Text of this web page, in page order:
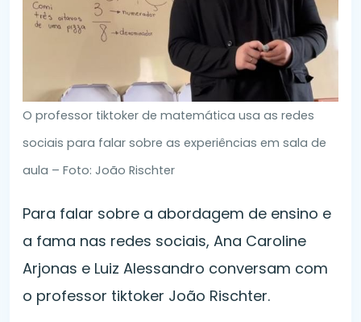
O professor tiktoker de matemática usa as redes
sociais para falar sobre as experiências em sala de
aula – Foto: João Rischter
Para falar sobre a abordagem de ensino e
a fama nas redes sociais, Ana Caroline
Arjonas e Luiz Alessandro conversam com
o professor tiktoker João Rischter.